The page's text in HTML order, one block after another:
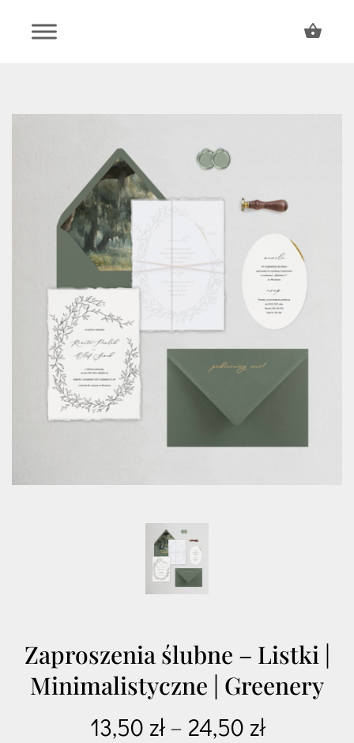
Zaproszenia ślubne – Listki |
Minimalistyczne | Greenery
13,50 zł– 24,50 zł